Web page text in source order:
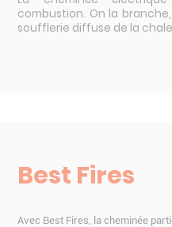
combustion. On la
soufflerie diffuse de la
Best Fires
Avec Best Fires, la cheminée